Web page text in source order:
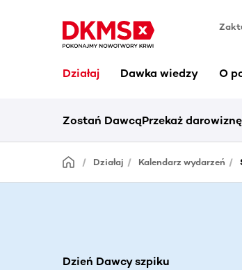
Działaj Dawka wiedzy O
Zostań DawcąPrzekaż darowiznę
Działaj Kalendarz wydarzeń
Dzień Dawcy szpiku